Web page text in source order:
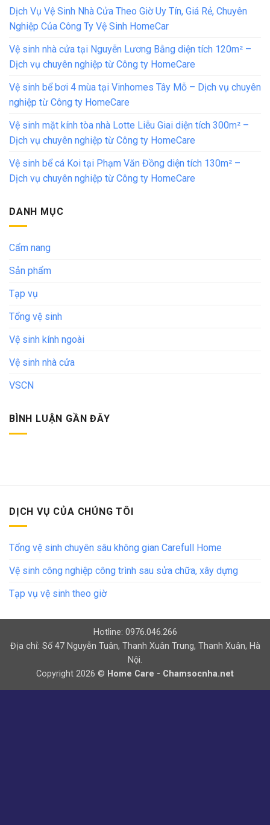
Dịch Vụ Vệ Sinh Nhà Cửa Theo Giờ Uy Tín, Giá Rẻ, Chuyên
Nghiệp Của Công Ty Vệ Sinh HomeCar
Vệ sinh nhà cửa tại Nguyễn Lương Bằng diện tích 120m² –
Dịch vụ chuyên nghiệp từ Công ty HomeCare
Vệ sinh bể bơi 4 mùa tại Vinhomes Tây Mỗ – Dịch vụ chuyên
nghiệp từ Công ty HomeCare
Vệ sinh mặt kính tòa nhà Lotte Liễu Giai diện tích 300m² –
Dịch vụ chuyên nghiệp từ Công ty HomeCare
Vệ sinh bể cá Koi tại Phạm Văn Đồng diện tích 130m² –
Dịch vụ chuyên nghiệp từ Công ty HomeCare
DANH MỤC
Cẩm nang
Sản phẩm
Tạp vụ
Tổng vệ sinh
Vệ sinh kính ngoài
Vệ sinh nhà cửa
VSCN
BÌNH LUẬN GẦN ĐÂY
DỊCH VỤ CỦA CHÚNG TÔI
Tổng vệ sinh chuyên sâu không gian Carefull Home
Vệ sinh công nghiệp công trình sau sửa chữa, xây dựng
Tạp vụ vệ sinh theo giờ
Hotline: 0976.046.266
Địa chỉ: Số 47 Nguyễn Tuân, Thanh Xuân Trung, Thanh Xuân, Hà
Nội.
Copyright 2026 © Home Care - Chamsocnha.net